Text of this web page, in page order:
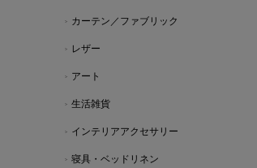
カーテン／ファブリック
レザー
アート
生活雑貨
インテリアアクセサリー
寝具・ベッドリネン